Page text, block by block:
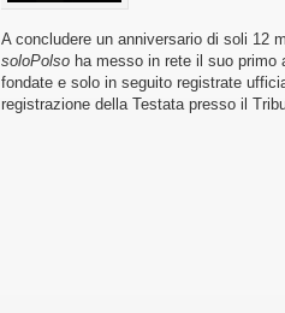
A concludere un anniversario di soli 12
soloPolso ha messo in rete il suo primo
fondate e solo in seguito registrate
registrazione della Testata presso il